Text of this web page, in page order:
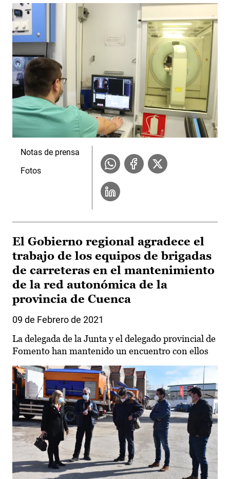
Notas de prensa
Fotos
El Gobierno regional agradece el
trabajo de los equipos de brigadas
de carreteras en el mantenimiento
de la red autonómica de la
provincia de Cuenca
09 de Febrero de 2021
La delegada de la Junta y el delegado provincial de
Fomento han mantenido un encuentro con ellos